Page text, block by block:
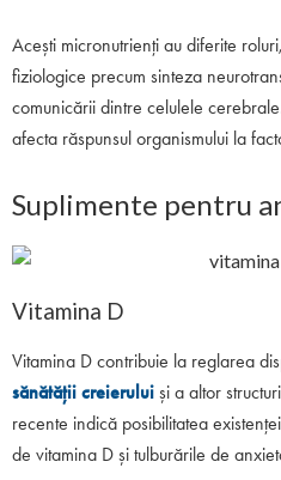
Acești micronutrienți au diferite
fiziologice precum sinteza
comunicării dintre celulele
afecta răspunsul organismului la
Suplimente pentru
Vitamina D
Vitamina D contribuie la reglarea
sănătății creierului și a altor
recente indică posibilitatea
de vitamina D și tulburările de